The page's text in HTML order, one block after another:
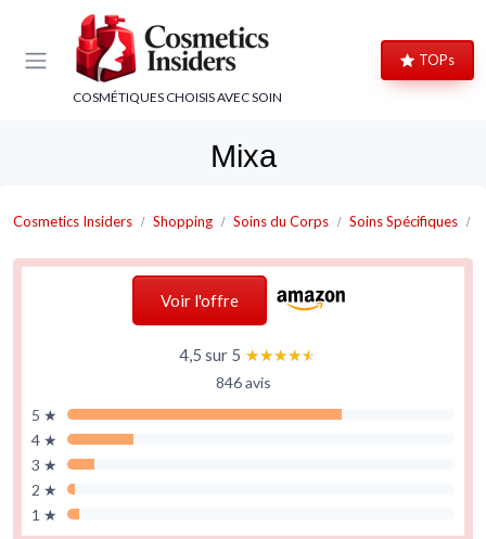
COSMÉTIQUES CHOISIS AVEC SOIN
TOPs
Mixa
Cosmetics Insiders Shopping Soins du Corps Soins Spécifiques
Voir l'offre
4,5 sur 5 ★★★★★
★★★★★
846 avis
5 ★
4 ★
3 ★
2 ★
1 ★
Panneau de gestion des cookies